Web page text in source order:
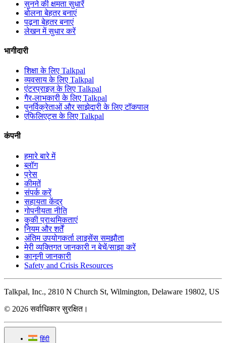
सुनने की क्षमता सुधारें
बोलना बेहतर बनाएं
पढ़ना बेहतर बनाएं
लेखन में सुधार करें
भागीदारी
शिक्षा के लिए Talkpal
व्यवसाय के लिए Talkpal
एंटरप्राइज़ के लिए Talkpal
गैर-लाभकारी के लिए Talkpal
पुनर्विक्रेताओं और साझेदारी के लिए टॉकपाल
एफिलिएट्स के लिए Talkpal
कंपनी
हमारे बारे में
ब्लॉग
प्रेस
कीमतें
संपर्क करें
सहायता केंद्र
गोपनीयता नीति
कुकी प्राथमिकताएं
नियम और शर्तें
अंतिम उपयोगकर्ता लाइसेंस समझौता
मेरी व्यक्तिगत जानकारी न बेचें/साझा करें
कानूनी जानकारी
Safety and Crisis Resources
Talkpal, Inc., 2810 N Church St, Wilmington, Delaware 19802, US
© 2026 सर्वाधिकार सुरक्षित।
हिंदी